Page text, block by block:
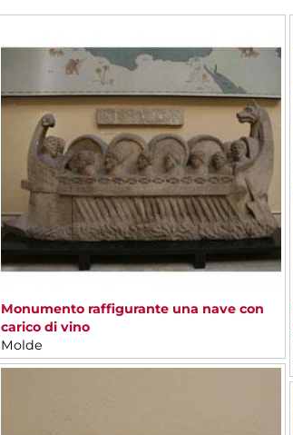
Monumento raffigurante una nave con
carico di vino
Molde